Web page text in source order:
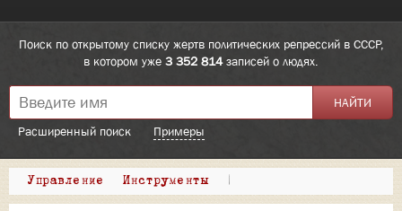
Поиск по открытому списку жертв политических репрессий в СССР,
в котором уже 3 352 814записей о людях.
Расширенный поиск Примеры
Управление Инструменты |